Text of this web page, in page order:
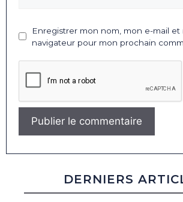
Enregistrer mon nom, mon e-mail et
navigateur pour mon prochain
DERNIERS